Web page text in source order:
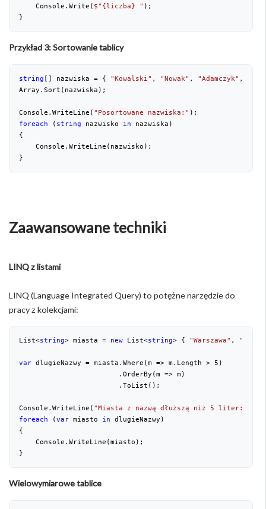
    Console.Write(
$" {liczba} " );
}
Przykład 3: Sortowanie tablicy
string [] nazwiska = { "Kowalski" , "Nowak" , "Adamczyk" ,
Array.Sort(nazwiska);
Console.WriteLine( "Posortowane nazwiska:" );
foreach ( string nazwisko in nazwiska)
{
    Console.WriteLine(nazwisko);
}
Zaawansowane techniki
LINQ z listami
LINQ (Language Integrated Query) to potężne narzędzie do
pracy z kolekcjami:
List<string> miasta = new List<string> { "Warszawa" ,
var dlugieNazwy = miasta.Where(m => m.Length > 5 )
                        .OrderBy(m => m)
                        .ToList();
Console.WriteLine( "Miasta z nazwą dłuższą niż 5 liter:"
foreach (var miasto in dlugieNazwy)
{
    Console.WriteLine(miasto);
}
Wielowymiarowe tablice